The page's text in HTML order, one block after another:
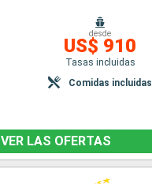
desde
US$ 910
Tasas incluidas
Comidas incluidas
VER LAS OFERTAS